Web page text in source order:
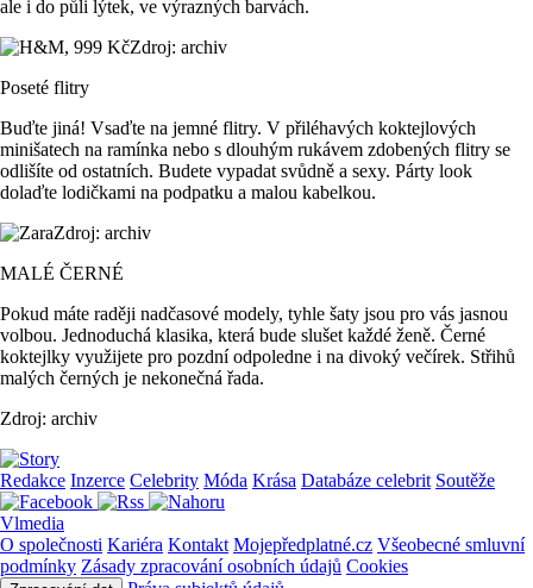
ale i do půli lýtek, ve výrazných barvách.
Zdroj: archiv
Poseté flitry
Buďte jiná! Vsaďte na jemné flitry. V přiléhavých koktejlových
minišatech na ramínka nebo s dlouhým rukávem zdobených flitry se
odlišíte od ostatních. Budete vypadat svůdně a sexy. Párty look
dolaďte lodičkami na podpatku a malou kabelkou.
Zdroj: archiv
MALÉ ČERNÉ
Pokud máte raději nadčasové modely, tyhle šaty jsou pro vás jasnou
volbou. Jednoduchá klasika, která bude slušet každé ženě. Černé
koktejlky využijete pro pozdní odpoledne i na divoký večírek. Střihů
malých černých je nekonečná řada.
Zdroj: archiv
Redakce Inzerce Celebrity Móda Krása Databáze celebrit Soutěže
Vlmedia
O společnosti Kariéra Kontakt Mojepředplatné.cz Všeobecné smluvní
podmínky Zásady zpracování osobních údajů Cookies